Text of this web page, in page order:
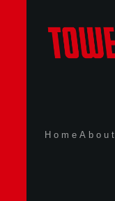
Home About